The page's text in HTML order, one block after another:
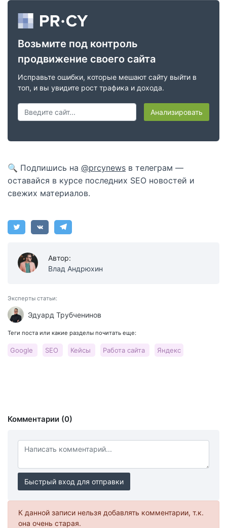
Возьмите под контроль
продвижение своего сайта
Исправьте ошибки, которые мешают сайту выйти в
топ, и вы увидите рост трафика и дохода.
Анализировать
🔍 Подпишись на @prcynews в телеграм —
оставайся в курсе последних SEO новостей и
свежих материалов.
Автор:
Влад Андрюхин
Эксперты статьи:
Эдуард Трубченинов
Теги поста или какие разделы почитать еще:
Google SEO Кейсы Работа сайта Яндекс
Комментарии (0)
Быстрый вход для отправки
К данной записи нельзя добавлять комментарии, т.к.
она очень старая.